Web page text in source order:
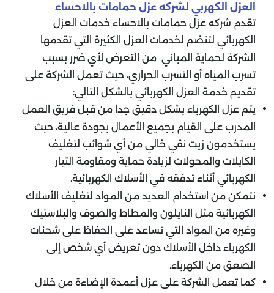
العزل الكهربي لشركه عزل حمامات بالاحساء
تقدم شركه عزل حمامات بالاحساء خدمات العزل
الكهربائي لتنضم لخدمات العزل الكثيرة التي تقدمها
الشركة لحماية المباني من التعرض لأي ضرر بسبب
تسرب المياه أو التسرب الحراري، حيث تعمل الشركة على
تقديم خدمة العزل الكهربائي بالشكل التالي:
يتم عزل الكهرباء بشكل دقيق جداً من قبل فريق العمل
المدرب على القيام بجميع الأعمال بجودة عالية، حيث
يستخدمون زيت نقي خالي من أي شوائب لتغليف
الكابلات والمحولات لزيادة حماية ومقاومة التيار
الكهربائي أثناء تدفقه في الأسلاك الكهربائية.
نتمكن من استخدام العديد من المواد لتغليف الأسلاك
الكهربائية مثل النايلون والمطاط والصوف والبلاستيك
وغيره من المواد التي تساعد على الحفاظ على شحنات
الكهرباء داخل الأسلاك دون تعريض أي شخص إلى
الصعق من الكهرباء.
كما تعمل الشركة على عزل أعمدة الإضاءة من خلال